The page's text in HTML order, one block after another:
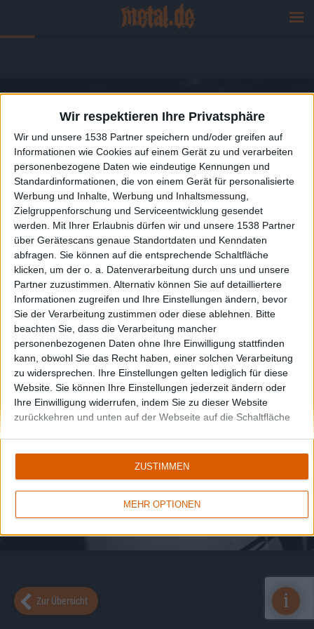
Wir respektieren Ihre Privatsphäre
Wir und unsere 1538 Partner speichern und/oder greifen auf
Informationen wie Cookies auf einem Gerät zu und verarbeiten
personenbezogene Daten wie eindeutige Kennungen und
Standardinformationen, die von einem Gerät für personalisierte
Werbung und Inhalte, Werbung und Inhaltsmessung,
Zielgruppenforschung und Serviceentwicklung gesendet
werden.
Mit Ihrer Erlaubnis dürfen wir und unsere 1538 Partner
über Gerätescans genaue Standortdaten und Kenndaten
abfragen. Sie können auf die entsprechende Schaltfläche
klicken, um der o. a. Datenverarbeitung durch uns und unsere
Partner zuzustimmen. Alternativ können Sie auf detailliertere
Informationen zugreifen und Ihre Einstellungen ändern, bevor
Sie der Verarbeitung zustimmen oder diese ablehnen.
Bitte
beachten Sie, dass die Verarbeitung mancher
personenbezogenen Daten ohne Ihre Einwilligung stattfinden
kann, obwohl Sie das Recht haben, einer solchen Verarbeitung
zu widersprechen. Ihre Einstellungen gelten lediglich für diese
Website. Sie können Ihre Einstellungen jederzeit ändern oder
Ihre Einwilligung widerrufen, indem Sie zu dieser Website
zurückkehren und unten auf der Webseite auf die Schaltfläche
MEHR OPTIONEN
ZUSTIMMEN
Zur Übersicht i